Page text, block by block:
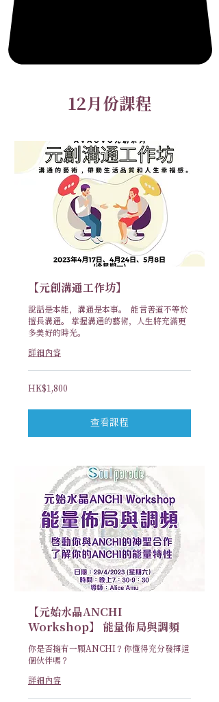
12月份課程
【元創溝通工作坊】
說話是本能，溝通是本事。 能言善道不等於
擅長溝通。 掌握溝通的藝術，人生將充滿更
多美好的時光。
詳細內容
1,800
港
HK$1,800
查看課程
【元始水晶ANCHI
Workshop】 能量佈局與調頻
你是否擁有一顆ANCHI？你懂得充分發揮這
個伙伴嗎？
詳細內容